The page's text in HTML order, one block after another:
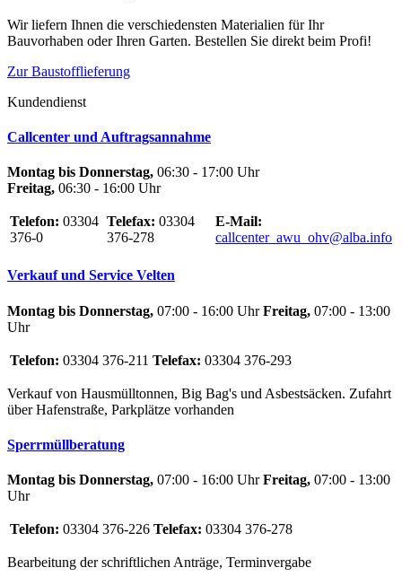
Wir liefern Ihnen die verschiedensten Materialien für Ihr
Bauvorhaben oder Ihren Garten. Bestellen Sie direkt beim Profi!
Zur Baustofflieferung
Kundendienst
Callcenter und Auftragsannahme
Montag bis Donnerstag, 06:30 - 17:00 Uhr
Freitag, 06:30 - 16:00 Uhr
Telefon: 03304
376-0
Telefax: 03304
376-278
E-Mail:
callcenter_awu_ohv@alba.info
Verkauf und Service Velten
Montag bis Donnerstag, 07:00 - 16:00 UhrFreitag, 07:00 - 13:00
Uhr
Telefon: 03304 376-211 Telefax: 03304 376-293
Verkauf von Hausmülltonnen, Big Bag's und Asbestsäcken. Zufahrt
über Hafenstraße, Parkplätze vorhanden
Sperrmüllberatung
Montag bis Donnerstag, 07:00 - 16:00 UhrFreitag, 07:00 - 13:00
Uhr
Telefon: 03304 376-226 Telefax: 03304 376-278
Bearbeitung der schriftlichen Anträge, Terminvergabe